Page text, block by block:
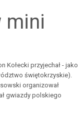
mini
Kołecki przyjechał - jako
świętokrzyskie).
organizował
gwiazdy polskiego